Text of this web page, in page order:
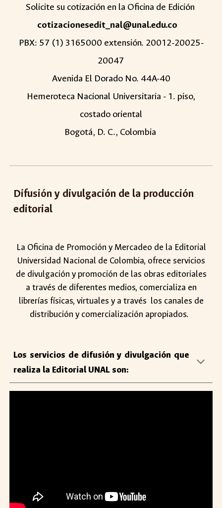
Solicite su cotización en la Oficina de Edición
cotizacionesedit_nal@unal.edu.co
PBX: 57 (1) 3165000 extensión. 20012-20025-
20047
Avenida El Dorado No. 44A-40
Hemeroteca Nacional Universitaria - 1. piso,
costado oriental
Bogotá, D. C., Colombia
Difusión y divulgación de la producción
editorial
La Oficina de Promoción y Mercadeo de la Editorial
Universidad Nacional de Colombia, ofrece servicios
de divulgación y promoción de las obras editoriales
a través de diferentes medios, comercializa en
librerías físicas, virtuales y a través los canales de
distribución y comercialización apropiados.
Los servicios de difusión y divulgación que
realiza la Editorial UNAL son: